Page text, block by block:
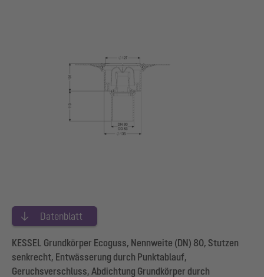
Datenblatt
KESSEL Grundkörper Ecoguss, Nennweite (DN) 80, Stutzen
senkrecht, Entwässerung durch Punktablauf,
Geruchsverschluss, Abdichtung Grundkörper durch